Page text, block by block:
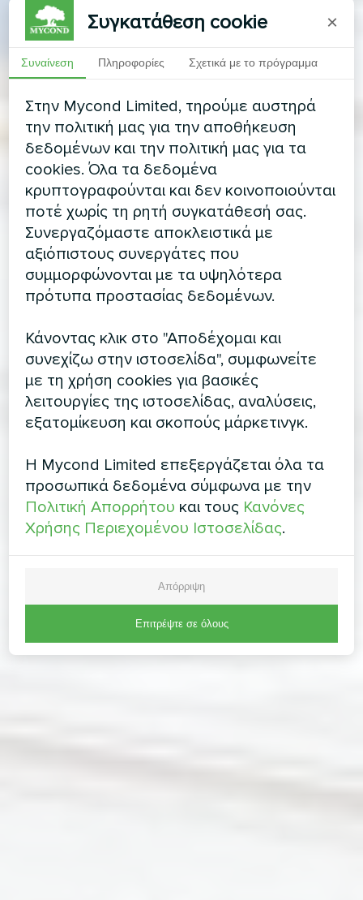
Συγκατάθεση cookie ×
Συναίνεση Πληροφορίες Σχετικά με το πρόγραμμα
Στην Mycond Limited, τηρούμε αυστηρά
την πολιτική μας για την αποθήκευση
δεδομένων και την πολιτική μας για τα
cookies. Όλα τα δεδομένα
κρυπτογραφούνται και δεν κοινοποιούνται
ποτέ χωρίς τη ρητή συγκατάθεσή σας.
Συνεργαζόμαστε αποκλειστικά με
αξιόπιστους συνεργάτες που
συμμορφώνονται με τα υψηλότερα
πρότυπα προστασίας δεδομένων.
Κάνοντας κλικ στο "Αποδέχομαι και
συνεχίζω στην ιστοσελίδα", συμφωνείτε
με τη χρήση cookies για βασικές
λειτουργίες της ιστοσελίδας, αναλύσεις,
εξατομίκευση και σκοπούς μάρκετινγκ.
Η Mycond Limited επεξεργάζεται όλα τα
προσωπικά δεδομένα σύμφωνα με την
Πολιτική Απορρήτου και τους Κανόνες
Χρήσης Περιεχομένου Ιστοσελίδας.
Απόρριψη
Επιτρέψτε σε όλους